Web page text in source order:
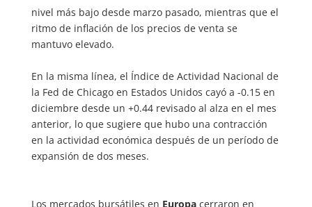
nivel más bajo desde marzo pasado, mientras que el
ritmo de inflación de los precios de venta se
mantuvo elevado.
En la misma línea, el Índice de Actividad Nacional de
la Fed de Chicago en Estados Unidos cayó a -0.15 en
diciembre desde un +0.44 revisado al alza en el mes
anterior, lo que sugiere que hubo una contracción
en la actividad económica después de un período de
expansión de dos meses.
Los mercados bursátiles en Europacerraron en